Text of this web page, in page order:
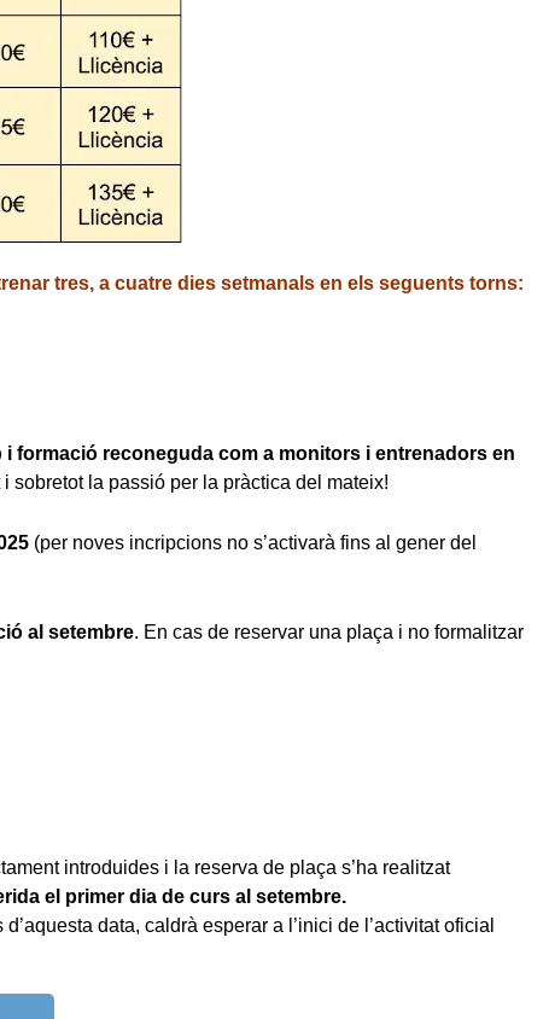
tres, a cuatre dies setmanals en els seguents torns:
formació reconeguda com a monitors i entrenadors en
sobretot la passió per la pràctica del mateix!
(per noves incripcions no s’activarà fins al gener del
al setembre. En cas de reservar una plaça i no formalitzar
introduides i la reserva de plaça s’ha realitzat
el primer dia de curs al setembre.
data, caldrà esperar a l’inici de l’activitat oficial